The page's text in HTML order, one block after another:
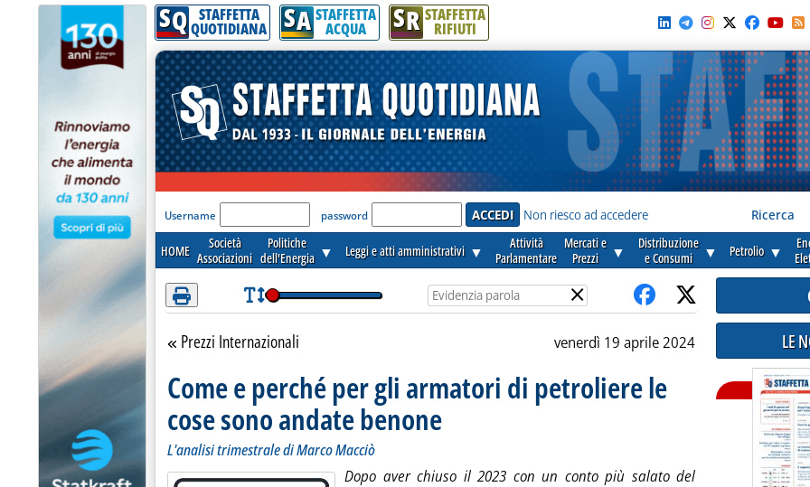
Attenzione! Esegui l'accesso per lèggere interamente la notizia.
SQ STAFFETTA
QUOTIDIANA SA STAFFETTA
ACQUA SR STAFFETTA
RIFIUTI
'Modulo Login per accedere'
Username password Non riesco ad accedere Ricerca
HOME
Società
Associazioni
Politiche
dell'Energia ▼ Leggi e atti amministrativi ▼
Attività
Parlamentare
Mercati e
Prezzi
▼
Distribuzione
e Consumi
▼ Petrolio ▼
×
Torna alla sezione
Prezzi Internazionali venerdì 19 aprile 2024
Come e perché per gli armatori di petroliere le
cose sono andate benone
L'analisi trimestrale di Marco Macciò
Dopo aver chiuso il 2023 con un conto più salato del
LE